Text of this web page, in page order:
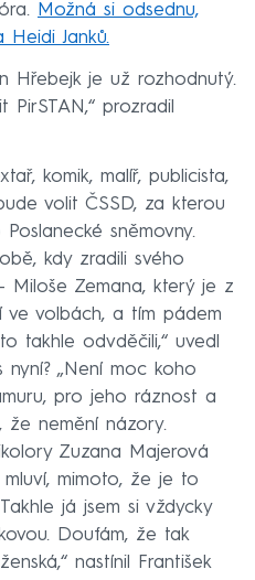
Možná si odsednu,
Janků.
Hřebejk je už rozhodnutý.
PirSTAN,“ prozradil
komik, malíř, publicista,
volit ČSSD, za kterou
sněmovny.
kdy zradili svého
Miloše Zemana, který je z
ve volbách, a tím pádem
takhle odvděčili,“ uvedl
nyní? „Není moc koho
pro jeho ráznost a
že nemění názory.
Zuzana Majerová
mluví, mimoto, že je to
já jsem si vždycky
Doufám, že tak
nastínil František